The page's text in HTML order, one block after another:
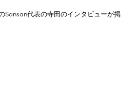
Sansan代表の寺田のインタビューが掲